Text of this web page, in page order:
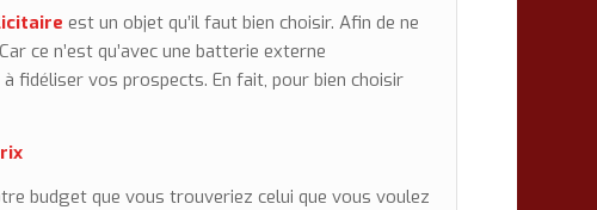
est un objet qu’il faut bien choisir. Afin de ne
ce n’est qu’avec une batterie externe
fidéliser vos prospects. En fait, pour bien choisir
budget que vous trouveriez celui que vous voulez